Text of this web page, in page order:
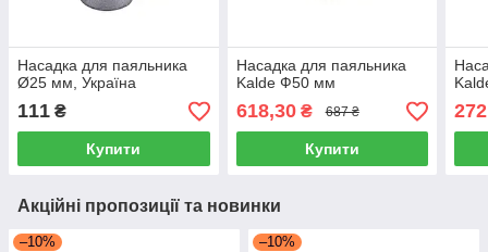
Насадка для паяльника
Ø25 мм, Україна
111 ₴
Купити
Насадка для паяльника
Kalde Ф50 мм
618,30₴ 687 ₴
Купити
Акційні пропозиції та новинки
–10% –10%